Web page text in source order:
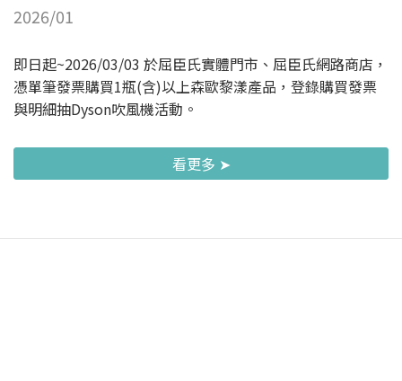
2026/01
即日起~2026/03/03 於屈臣氏實體門市、屈臣氏網路商店，
憑單筆發票購買1瓶(含)以上森歐黎漾產品，登錄購買發票
與明細抽Dyson吹風機活動。
看更多 ➤